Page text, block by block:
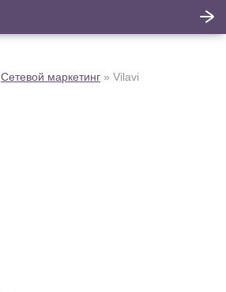
Сетевой маркетинг » Vilavi
отзыв
Главная